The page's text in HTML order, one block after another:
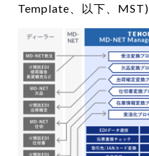
Template、以下、MST)